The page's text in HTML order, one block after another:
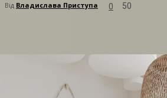
Від Владислава Приступа 0 50